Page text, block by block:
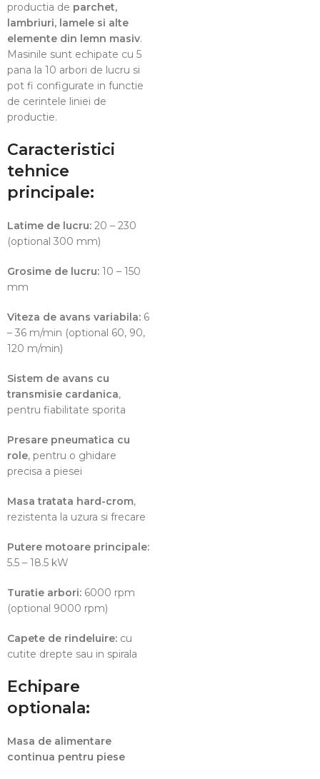
productia de parchet,
lambriuri, lamele si alte
elemente din lemn masiv.
Masinile sunt echipate cu 5
pana la 10 arbori de lucru si
pot fi configurate in functie
de cerintele liniei de
productie.
Caracteristici
tehnice
principale:
Latime de lucru: 20 – 230
(optional 300 mm)
Grosime de lucru: 10 – 150
mm
Viteza de avans variabila: 6
– 36 m/min (optional 60, 90,
120 m/min)
Sistem de avans cu
transmisie cardanica,
pentru fiabilitate sporita
Presare pneumatica cu
role, pentru o ghidare
precisa a piesei
Masa tratata hard-crom,
rezistenta la uzura si frecare
Putere motoare principale:
5.5 – 18.5 kW
Turatie arbori: 6000 rpm
(optional 9000 rpm)
Capete de rindeluire: cu
cutite drepte sau in spirala
Echipare
optionala:
Masa de alimentare
continua pentru piese